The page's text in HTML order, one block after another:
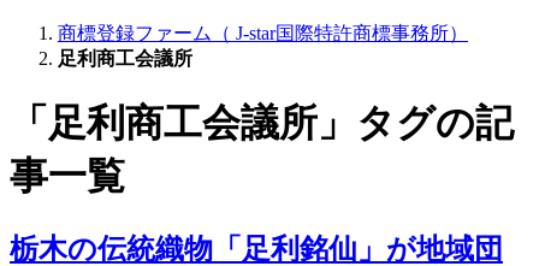
商標登録ファーム（ J-star国際特許商標事務所）
足利商工会議所
「足利商工会議所」タグの記
事一覧
栃木の伝統織物「足利銘仙」が地域団